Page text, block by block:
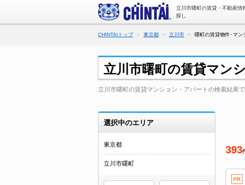
立川市曙町の賃貸・不動産情
探し
CHINTAIトップ 東京都 立川市 曙町の賃貸物件･マン
立川市曙町の賃貸マン
立川市曙町の賃貸マンション・アパートの検索結果
選択中のエリア
東京都
立川市曙町
393
PR